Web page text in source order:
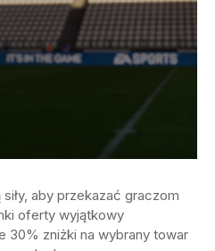
siły, aby przekazać graczom
oferty wyjątkowy
30% zniżki na wybrany towar